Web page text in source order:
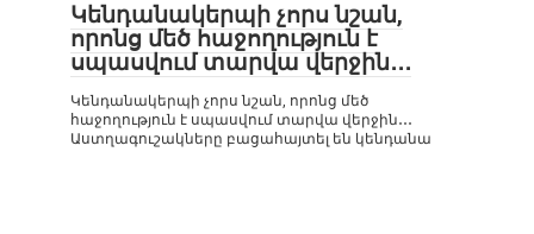
Կենդանակերպի չորս նշան,
որոնց մեծ հաջողություն է
սպասվում տարվա վերջին․․․
Կենդանակերպի չորս նշան, որոնց մեծ
հաջողություն է սպասվում տարվա վերջին․․․
Աստղագուշակները բացահայտել են կենդանա